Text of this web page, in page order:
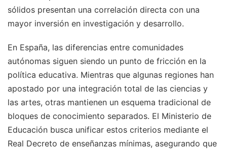
sólidos presentan una correlación directa con una
mayor inversión en investigación y desarrollo.
En España, las diferencias entre comunidades
autónomas siguen siendo un punto de fricción en la
política educativa. Mientras que algunas regiones han
apostado por una integración total de las ciencias y
las artes, otras mantienen un esquema tradicional de
bloques de conocimiento separados. El Ministerio de
Educación busca unificar estos criterios mediante el
Real Decreto de enseñanzas mínimas, asegurando que